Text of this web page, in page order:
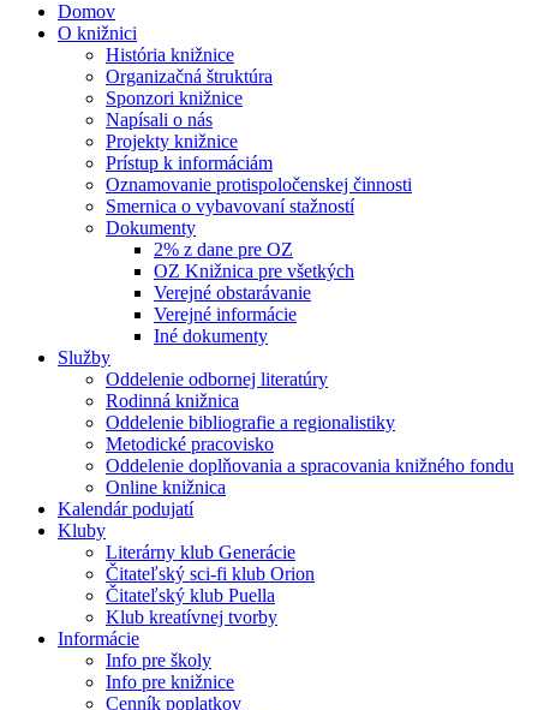
Domov
O knižnici
História knižnice
Organizačná štruktúra
Sponzori knižnice
Napísali o nás
Projekty knižnice
Prístup k informáciám
Oznamovanie protispoločenskej činnosti
Smernica o vybavovaní stažností
Dokumenty
2% z dane pre OZ
OZ Knižnica pre všetkých
Verejné obstarávanie
Verejné informácie
Iné dokumenty
Služby
Oddelenie odbornej literatúry
Rodinná knižnica
Oddelenie bibliografie a regionalistiky
Metodické pracovisko
Oddelenie doplňovania a spracovania knižného fondu
Online knižnica
Kalendár podujatí
Kluby
Literárny klub Generácie
Čitateľský sci-fi klub Orion
Čitateľský klub Puella
Klub kreatívnej tvorby
Informácie
Info pre školy
Info pre knižnice
Cenník poplatkov